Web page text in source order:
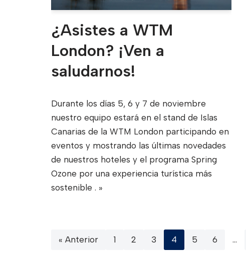
¿Asistes a WTM
London? ¡Ven a
saludarnos!
Durante los días 5, 6 y 7 de noviembre
nuestro equipo estará en el stand de Islas
Canarias de la WTM London participando en
eventos y mostrando las últimas novedades
de nuestros hoteles y el programa Spring
Ozone por una experiencia turística más
sostenible . »
« Anterior 1 2 3 4 5 6 …